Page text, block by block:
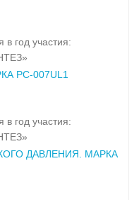
в год участия:
PC-007UL1
в год участия:
ДАВЛЕНИЯ. МАРКА